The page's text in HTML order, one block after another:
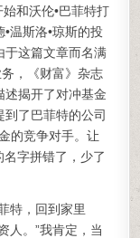
和沃伦•巴菲特打
温斯洛•琼斯的投
于这篇文章而名满
，《财富》杂志
述揭开了对冲基金
了巴菲特的公司
的竞争对手。让
字拼错了，少了
特，回到家里
人。”我肯定，当